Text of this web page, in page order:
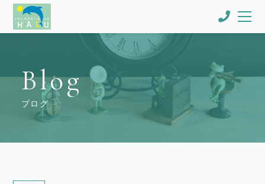
Blog
ブログ